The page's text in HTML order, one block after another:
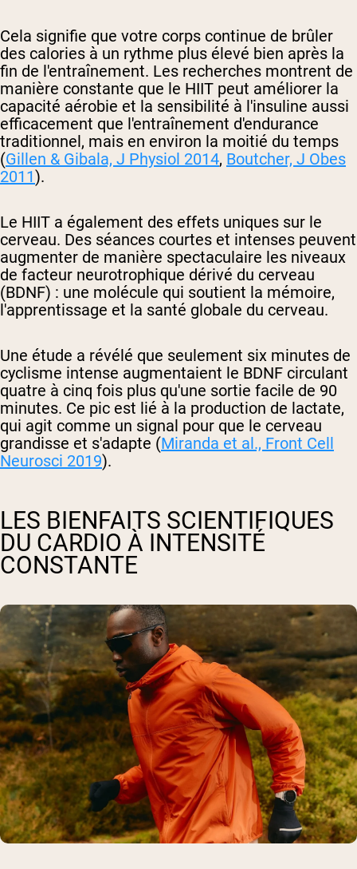
Cela signifie que votre corps continue de brûler
des calories à un rythme plus élevé bien après la
fin de l'entraînement. Les recherches montrent de
manière constante que le HIIT peut améliorer la
capacité aérobie et la sensibilité à l'insuline aussi
efficacement que l'entraînement d'endurance
traditionnel, mais en environ la moitié du temps
(Gillen & Gibala, J Physiol 2014, Boutcher, J Obes
2011).
Le HIIT a également des effets uniques sur le
cerveau. Des séances courtes et intenses peuvent
augmenter de manière spectaculaire les niveaux
de facteur neurotrophique dérivé du cerveau
(BDNF) : une molécule qui soutient la mémoire,
l'apprentissage et la santé globale du cerveau.
Une étude a révélé que seulement six minutes de
cyclisme intense augmentaient le BDNF circulant
quatre à cinq fois plus qu'une sortie facile de 90
minutes. Ce pic est lié à la production de lactate,
qui agit comme un signal pour que le cerveau
grandisse et s'adapte (Miranda et al., Front Cell
Neurosci 2019).
LES BIENFAITS SCIENTIFIQUES
DU CARDIO À INTENSITÉ
CONSTANTE